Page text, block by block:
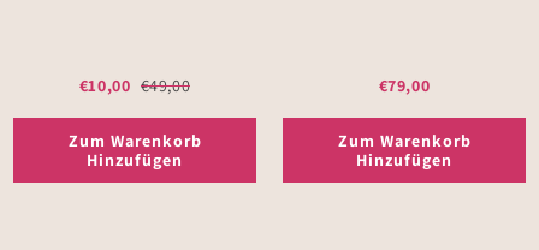
€10,00 €49,00
Zum Warenkorb
Hinzufügen
€79,00
Zum Warenkorb
Hinzufügen